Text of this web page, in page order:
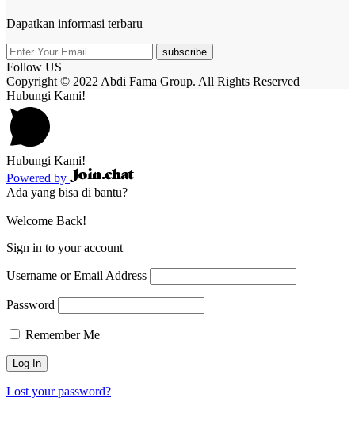
Dapatkan informasi terbaru
subscribe
Follow US
Copyright © 2022 Abdi Fama Group. All Rights Reserved
Hubungi Kami!
Hubungi Kami!
Powered by
Ada yang bisa di bantu?
Welcome Back!
Sign in to your account
Username or Email Address
Password
Remember Me
Lost your password?